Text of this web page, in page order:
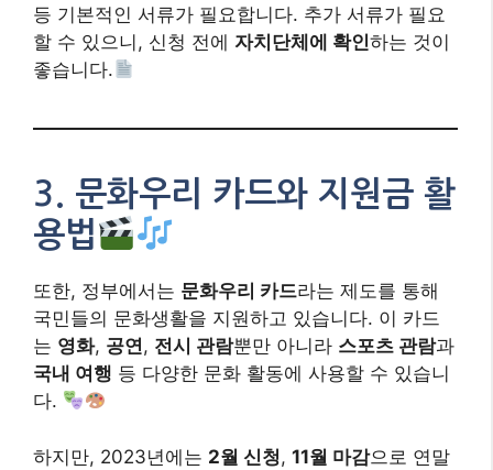
등 기본적인 서류가 필요합니다. 추가 서류가 필요
할 수 있으니, 신청 전에 자치단체에 확인하는 것이
좋습니다.
3. 문화우리 카드와 지원금 활
용법
또한, 정부에서는 문화우리 카드라는 제도를 통해
국민들의 문화생활을 지원하고 있습니다. 이 카드
는 영화, 공연, 전시 관람뿐만 아니라 스포츠 관람과
국내 여행 등 다양한 문화 활동에 사용할 수 있습니
다.
하지만, 2023년에는 2월 신청, 11월 마감으로 연말